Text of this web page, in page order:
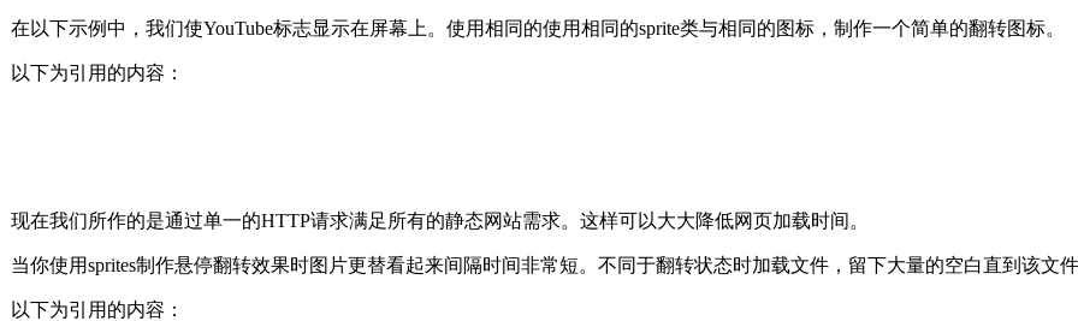
在以下示例中，我们使YouTube标志显示在屏幕上。使用相同的使用相同的sprite类与相同的图标，制作一个简单的翻转图标。
以下为引用的内容：
现在我们所作的是通过单一的HTTP请求满足所有的静态网站需求。这样可以大大降低网页加载时间。
当你使用sprites制作悬停翻转效果时图片更替看起来间隔时间非常短。不同于翻转状态时加载文件，留下大量的空白直到该文
以下为引用的内容：